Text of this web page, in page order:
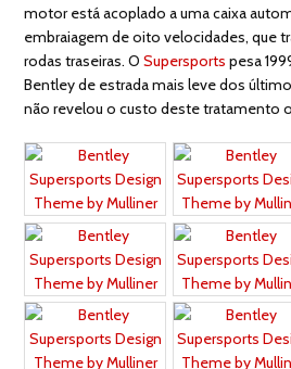
motor está acoplado a uma caixa
embraiagem de oito velocidades, que
rodas traseiras. OSupersports pesa
Bentley de estrada mais leve dos
não revelou o custo deste tratamento